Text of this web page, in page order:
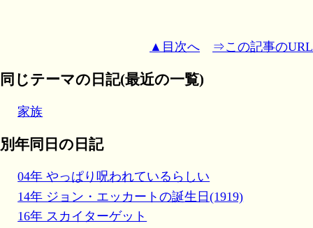
▲目次へ ⇒この記事のURL
同じテーマの日記(最近の一覧)
家族
別年同日の日記
04年 やっぱり呪われているらしい
14年 ジョン・エッカートの誕生日(1919)
16年 スカイターゲット